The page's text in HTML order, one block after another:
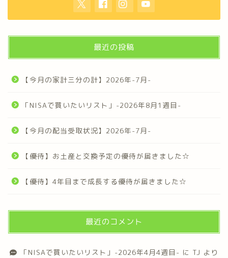
最近の投稿
【今月の家計三分の計】2026年-7月-
「NISAで買いたいリスト」-2026年8月1週目-
【今月の配当受取状況】2026年-7月-
【優待】お土産と交換予定の優待が届きました☆
【優待】4年目まで成長する優待が届きました☆
最近のコメント
「NISAで買いたいリスト」-2026年4月4週目- に TJ より